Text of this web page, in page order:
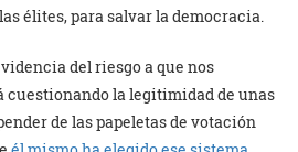
élites, para salvar la democracia.
del riesgo a que nos
cuestionando la legitimidad de unas
de las papeletas de votación